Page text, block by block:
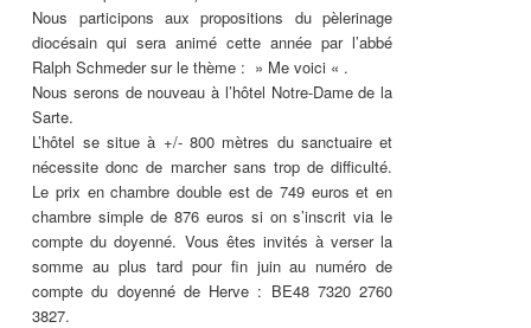
Nous participons aux propositions du pèlerinage
diocésain qui sera animé cette année par l’abbé
Ralph Schmeder sur le thème : » Me voici « .
Nous serons de nouveau à l’hôtel Notre-Dame de la
Sarte.
L’hôtel se situe à +/- 800 mètres du sanctuaire et
nécessite donc de marcher sans trop de difficulté.
Le prix en chambre double est de 749 euros et en
chambre simple de 876 euros si on s’inscrit via le
compte du doyenné. Vous êtes invités à verser la
somme au plus tard pour fin juin au numéro de
compte du doyenné de Herve : BE48 7320 2760
3827.